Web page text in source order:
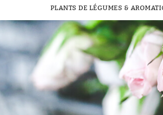
PLANTS DE LÉGUMES &